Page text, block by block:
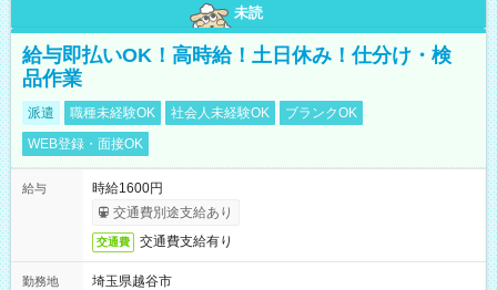
未読
給与即払いOK！高時給！土日休み！仕分け・検
品作業
派遣 職種未経験OK 社会人未経験OK
ブランクOK
WEB登録・面接OK
給与
時給1600円
交通費別途支給あり
交通費 交通費支給有り
勤務地
埼玉県越谷市